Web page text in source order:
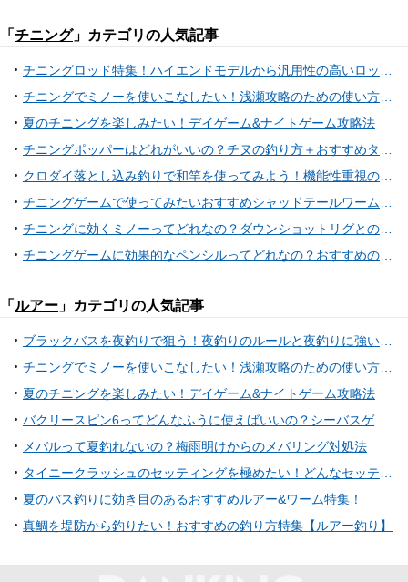
「 チニング」カテゴリの人気記事
夏のチニングを楽しみたい！デイゲーム&ナイトゲーム攻略法
「 ルアー 」カテゴリの人気記事
夏のチニングを楽しみたい！デイゲーム&ナイトゲーム攻略法
バクリースピン6ってどんなふうに使えばいいの？シーバスゲーム用スピンテールジグ
メバルって夏釣れないの？梅雨明けからのメバリング対処法
夏のバス釣りに効き目のあるおすすめルアー&ワーム特集！
真鯛を堤防から釣りたい！おすすめの釣り方特集【ルアー釣り】